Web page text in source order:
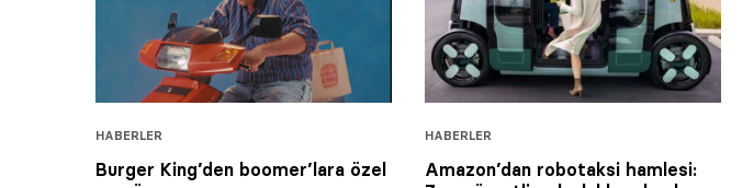
HABERLER
Burger King’den boomer’lara özel
HABERLER
Amazon’dan robotaksi hamlesi: